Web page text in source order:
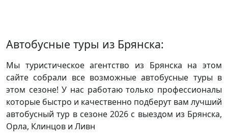
Автобусные туры из Брянска:
Мы туристическое агентство из Брянска на этом
сайте собрали все возможные автобусные туры в
этом сезоне! У нас работаю только профессионалы
которые быстро и качественно подберут вам лучший
автобусный тур в сезоне 2026 с выездом из Брянска,
Орла, Клинцов и Ливн